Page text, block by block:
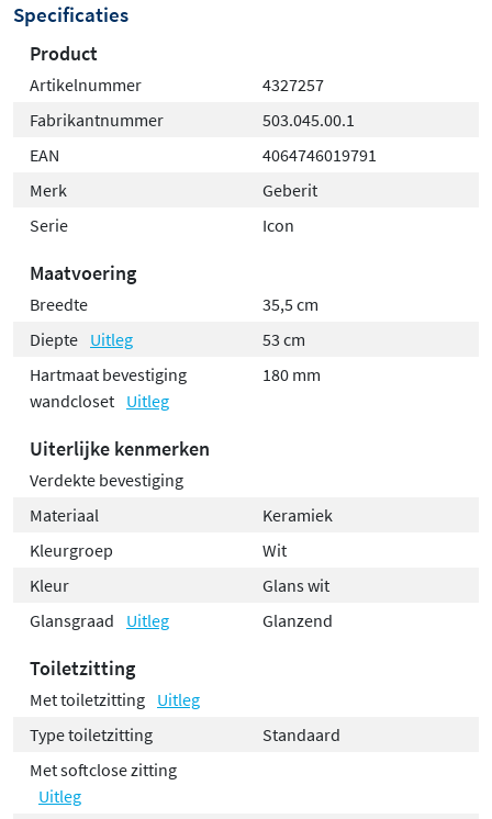
Specificaties
Product
Artikelnummer
4327257
Fabrikantnummer
503.045.00.1
EAN
4064746019791
Merk
Geberit
Serie
Icon
Maatvoering
Breedte
35,5 cm
Diepte Uitleg
53 cm
Hartmaat bevestiging
wandcloset Uitleg
180 mm
Uiterlijke kenmerken
Verdekte bevestiging
Materiaal
Keramiek
Kleurgroep
Wit
Kleur
Glans wit
Glansgraad
Uitleg Glanzend
Toiletzitting
Met toiletzitting Uitleg
Type toiletzitting
Standaard
Met softclose zitting
Uitleg